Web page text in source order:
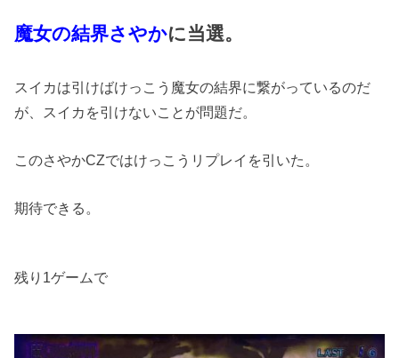
魔女の結界さやかに当選。
スイカは引けばけっこう魔女の結界に繋がっているのだ
が、スイカを引けないことが問題だ。
このさやかCZではけっこうリプレイを引いた。
期待できる。
残り1ゲームで